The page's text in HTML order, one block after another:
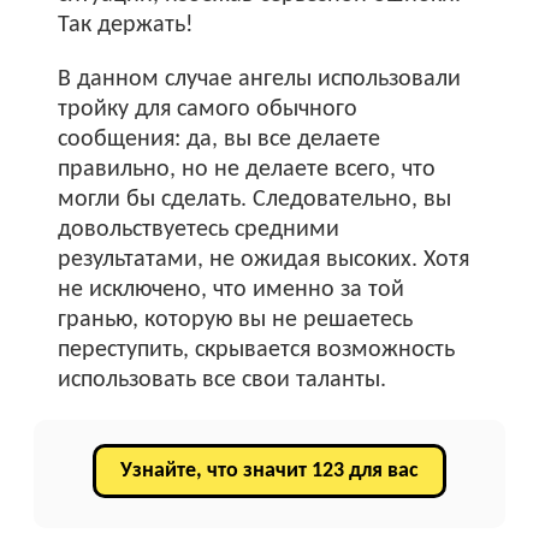
Так держать!
В данном случае ангелы использовали
тройку для самого обычного
сообщения: да, вы все делаете
правильно, но не делаете всего, что
могли бы сделать. Следовательно, вы
довольствуетесь средними
результатами, не ожидая высоких. Хотя
не исключено, что именно за той
гранью, которую вы не решаетесь
переступить, скрывается возможность
использовать все свои таланты.
Узнайте, что значит 123 для вас